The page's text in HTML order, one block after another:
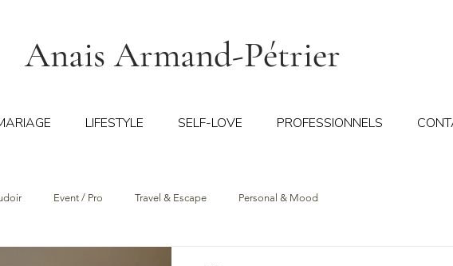
Anais Armand-Pétrier
LIFESTYLE SELF-LOVE PROFESSIONNELS
Event / Pro Travel & Escape Personal & Mood